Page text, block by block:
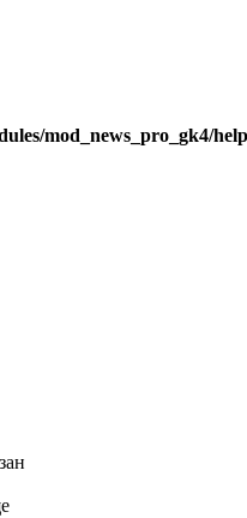
mod_news_pro_gk4/